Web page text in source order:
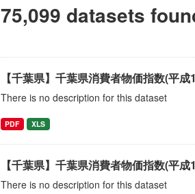
75,099 datasets
【千葉県】千葉県消費者物価指数(平
There is no description for this dataset
PDF XLS
【千葉県】千葉県消費者物価指数(平
There is no description for this dataset